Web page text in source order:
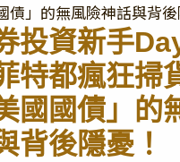
債」的無風險神話與背後
投資新手
特都瘋狂掃
國國債」的
背後隱憂！